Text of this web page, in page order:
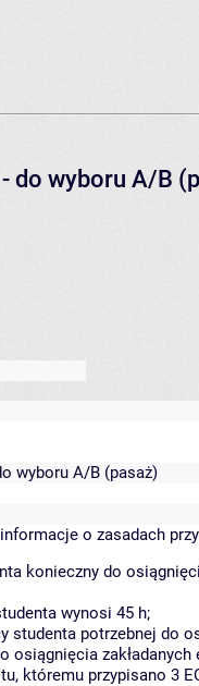
do wyboru A/B
wyboru A/B (pasaż)
o zasadach
konieczny do
wynosi 45 h;
studenta potrzebnej do
osiągnięcia
któremu przypisano 3